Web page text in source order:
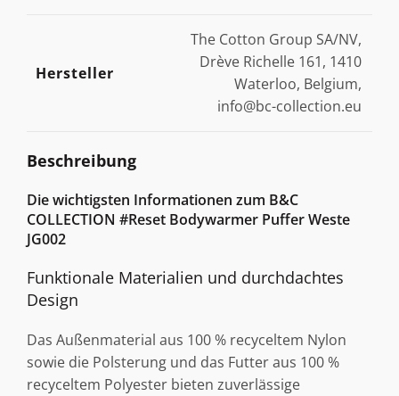
Hersteller
The Cotton Group SA/NV,
Drève Richelle 161, 1410
Waterloo, Belgium,
info@bc-collection.eu
Beschreibung
Die wichtigsten Informationen zum B&C
COLLECTION #Reset Bodywarmer Puffer Weste
JG002
Funktionale Materialien und durchdachtes
Design
Das Außenmaterial aus 100 % recyceltem Nylon
sowie die Polsterung und das Futter aus 100 %
recyceltem Polyester bieten zuverlässige